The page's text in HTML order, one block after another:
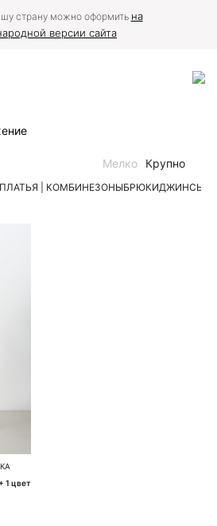
страну можно оформить на
версии сайта
ПЛАТЬЯ | КОМБИНЕЗОНЫБРЮКИДЖИНСЫ
Мелко Крупно
+ 1 цвет